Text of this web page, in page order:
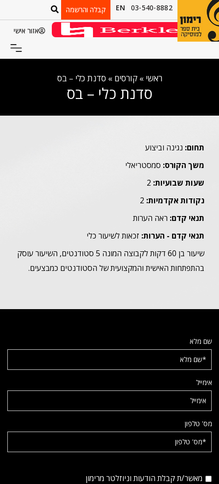
03-540-8882
EN קבלה והרשמה
אזור אישי
ראשי »קורסים » סדנת כלי – בס
סדנת כלי – בס
תחום: נגינה וביצוע
משך הקורס: סמסטריאלי
שעות שבועיות: 2
נקודות אקדמיות: 2
תנאי קדם: ראה הערות
תנאי קדם - הערות: זכאות לשיעור כלי
שיעור בן 60 דקות לקבוצה המונה 5 סטודנטים, השיעור עוסק
בהתפתחות האישית והמקצועית של הסטודנטים כמבצעים.
שם מלא
אימייל
מס' טלפון
מאשר/ת קבלת הודעות וניוזלטר מרימון